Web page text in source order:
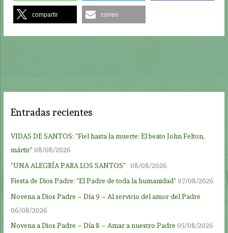
compartir correo
Entradas recientes
VIDAS DE SANTOS: “Fiel hasta la muerte: El beato John Felton,
mártir” 08/08/2026
“UNA ALEGRÍA PARA LOS SANTOS”
08/08/2026
Fiesta de Dios Padre: “El Padre de toda la humanidad” 07/08/2026
Novena a Dios Padre – Día 9 – Al servicio del amor del Padre
06/08/2026
Novena a Dios Padre – Día 8 – Amar a nuestro Padre 05/08/2026